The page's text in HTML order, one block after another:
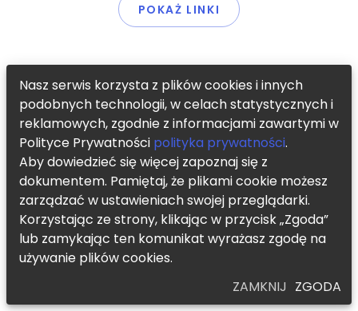
POKAŻ LINKI
Nasz serwis korzysta z plików cookies i innych
podobnych technologii, w celach statystycznych i
reklamowych, zgodnie z informacjami zawartymi w
Polityce Prywatności polityka prywatności.
Aby dowiedzieć się więcej zapoznaj się z
dokumentem. Pamiętaj, że plikami cookie możesz
zarządzać w ustawieniach swojej przeglądarki.
Korzystając ze strony, klikając w przycisk „Zgoda”
lub zamykając ten komunikat wyrażasz zgodę na
używanie plików cookies.
ZAMKNIJ ZGODA